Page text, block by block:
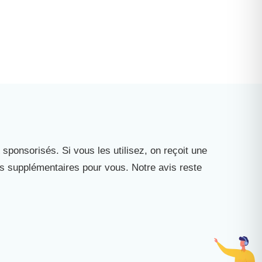
Si vous les utilisez, on reçoit une
supplémentaires pour vous. Notre avis reste